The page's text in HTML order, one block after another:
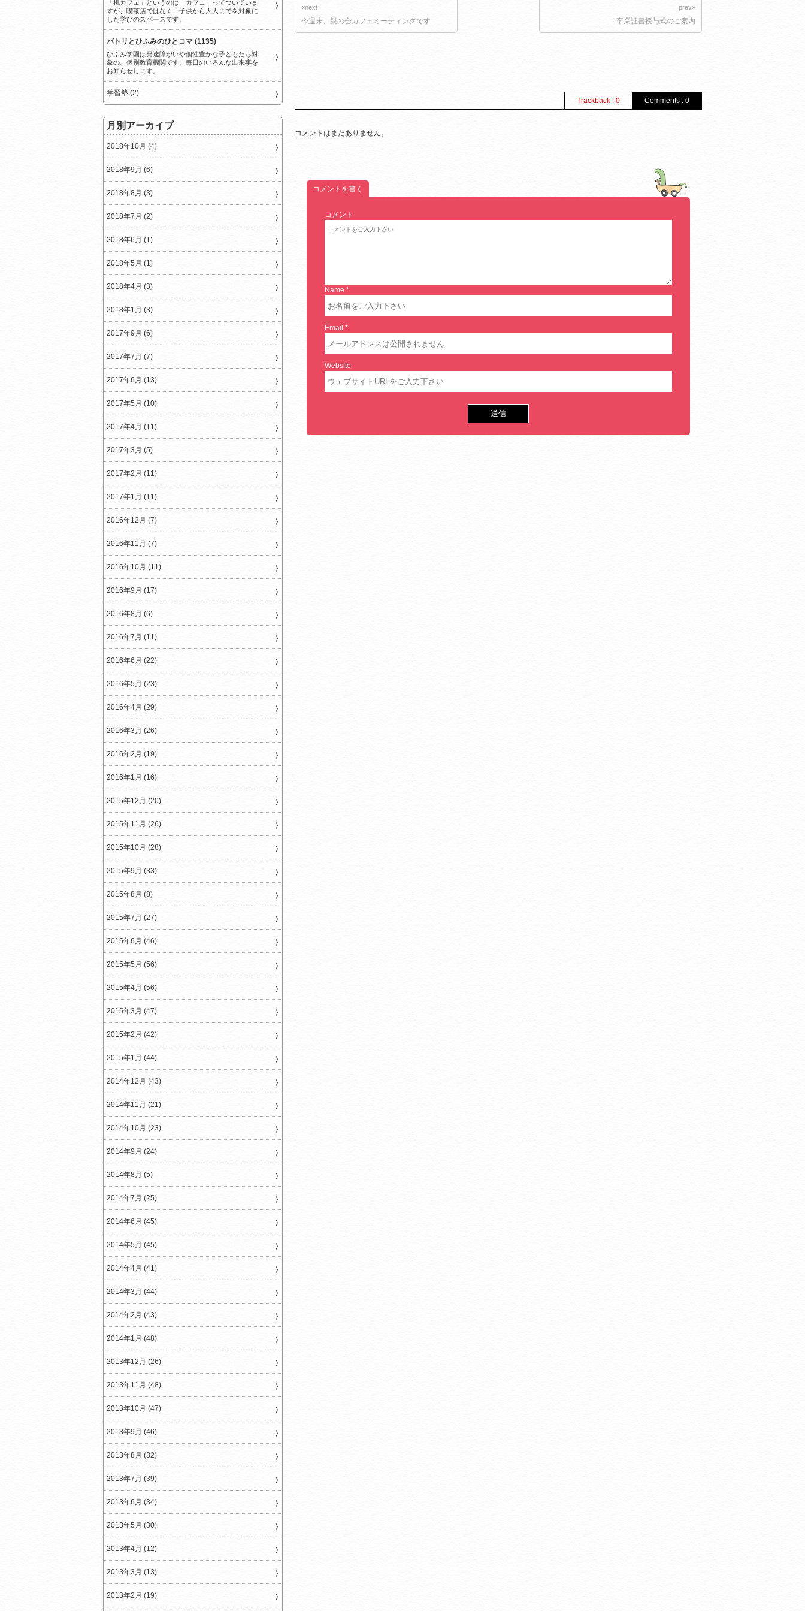
«next
今週末、親の会カフェミーティングです
prev»
卒業証書授与式のご案内
Comments : 0
Trackback : 0
コメントはまだありません。
コメントを書く
コメント
Name *
Email *
Website
「机カフェ」というのは「カフェ」ってついていま
すが、喫茶店ではなく、子供から大人までを対象に
した学びのスペースです。
パトリとひふみのひとコマ (1135)
ひふみ学園は発達障がいや個性豊かな子どもたち対
象の、個別教育機関です。毎日のいろんな出来事を
お知らせします。
学習塾 (2)
月別アーカイブ
2018年10月 (4)
2018年9月 (6)
2018年8月 (3)
2018年7月 (2)
2018年6月 (1)
2018年5月 (1)
2018年4月 (3)
2018年1月 (3)
2017年9月 (6)
2017年7月 (7)
2017年6月 (13)
2017年5月 (10)
2017年4月 (11)
2017年3月 (5)
2017年2月 (11)
2017年1月 (11)
2016年12月 (7)
2016年11月 (7)
2016年10月 (11)
2016年9月 (17)
2016年8月 (6)
2016年7月 (11)
2016年6月 (22)
2016年5月 (23)
2016年4月 (29)
2016年3月 (26)
2016年2月 (19)
2016年1月 (16)
2015年12月 (20)
2015年11月 (26)
2015年10月 (28)
2015年9月 (33)
2015年8月 (8)
2015年7月 (27)
2015年6月 (46)
2015年5月 (56)
2015年4月 (56)
2015年3月 (47)
2015年2月 (42)
2015年1月 (44)
2014年12月 (43)
2014年11月 (21)
2014年10月 (23)
2014年9月 (24)
2014年8月 (5)
2014年7月 (25)
2014年6月 (45)
2014年5月 (45)
2014年4月 (41)
2014年3月 (44)
2014年2月 (43)
2014年1月 (48)
2013年12月 (26)
2013年11月 (48)
2013年10月 (47)
2013年9月 (46)
2013年8月 (32)
2013年7月 (39)
2013年6月 (34)
2013年5月 (30)
2013年4月 (12)
2013年3月 (13)
2013年2月 (19)